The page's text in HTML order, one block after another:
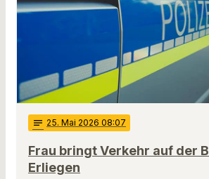
notes 25. Mai 2026 08:07
Frau bringt Verkehr auf der
Erliegen